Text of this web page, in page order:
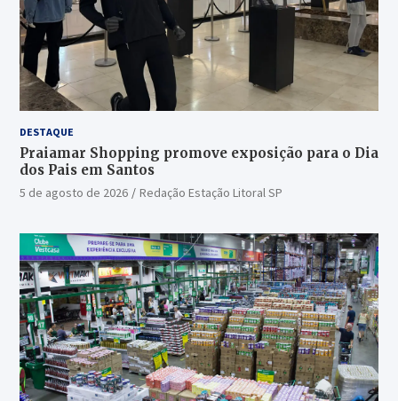
DESTAQUE
Praiamar Shopping promove exposição para o Dia
dos Pais em Santos
5 de agosto de 2026 Redação Estação Litoral SP